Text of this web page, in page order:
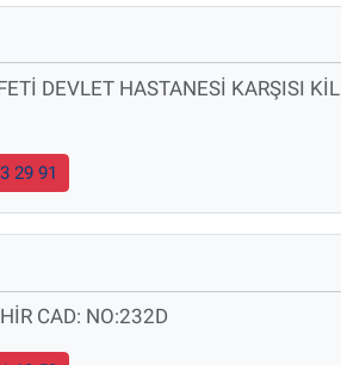
DEVLET HASTANESİ KARŞISI
29 91
CAD: NO:232D